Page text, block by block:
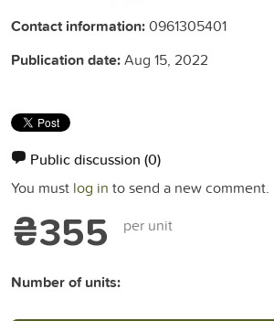
Contact information:0961305401
Publication date:Aug 15, 2022
Public discussion (0)
You must log in to send a new comment.
₴355 per unit
Number of units: